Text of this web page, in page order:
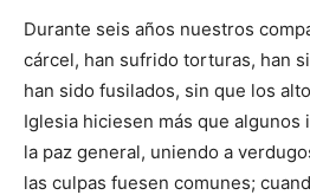
Durante seis años nuestros
cárcel, han sufrido torturas, han
han sido fusilados, sin que los
Iglesia hiciesen más que algunos
la paz general, uniendo a
las culpas fuesen comunes;